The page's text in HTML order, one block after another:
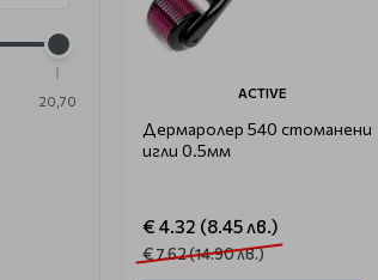
20,70
ACTIVE
Дермаролер 540 стоманени
игли 0.5мм
€ 4.32 (8.45 лв.)
€ 7.62 (14.90 лв.)